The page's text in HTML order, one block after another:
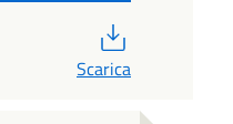
Scarica